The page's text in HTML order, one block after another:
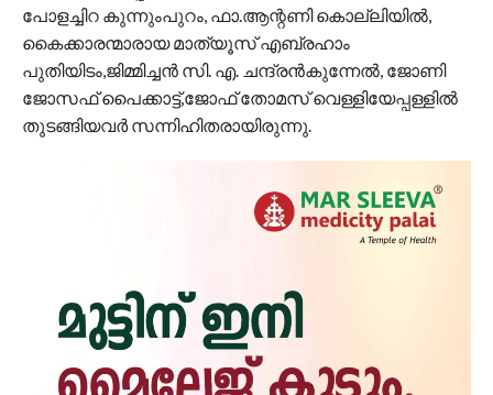
പോളച്ചിറ കുന്നുംപുറം, ഫാ.ആന്റണി കൊല്ലിയിൽ,
കൈക്കാരന്മാരായ മാത്യൂസ് എബ്രഹാം
പുതിയിടം,ജിമ്മിച്ചൻ സി. എ. ചന്ദ്രൻകുന്നേൽ, ജോണി
ജോസഫ് പൈക്കാട്ട്,ജോഫ് തോമസ് വെള്ളിയേപ്പള്ളിൽ
തുടങ്ങിയവർ സന്നിഹിതരായിരുന്നു.